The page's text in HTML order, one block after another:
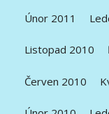
Únor 2011
Listopad 2010
Červen 2010